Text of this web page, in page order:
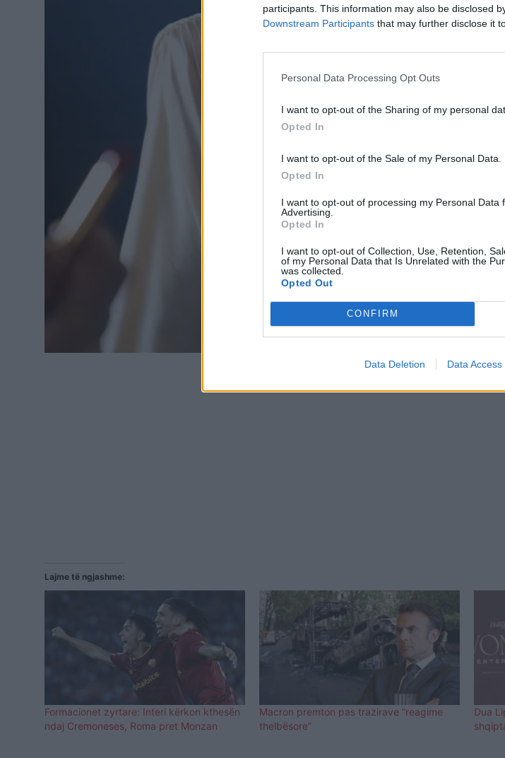
participants. This information may also be disclosed
Downstream Participants that may further disclose it
Personal Data Processing Opt Outs
I want to opt-out of the Sharing of my personal
Opted In
I want to opt-out of the Sale of my Personal Data.
Opted In
I want to opt-out of processing my Personal Data
Advertising.
Opted In
I want to opt-out of Collection, Use, Retention,
of my Personal Data that Is Unrelated with the
was collected.
Opted Out
CONFIRM
Data Deletion Data Access
Lajme të ngjashme:
Formacionet zyrtare: Interi kërkon kthesën
ndaj Cremoneses, Roma pret Monzan
Macron premton pas trazirave “reagime
thelbësore”
Dua